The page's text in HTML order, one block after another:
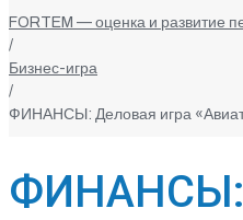
FORTEM — оценка и развитие
/
Бизнес-игра
/
ФИНАНСЫ: Деловая игра
ФИНАНСЫ: